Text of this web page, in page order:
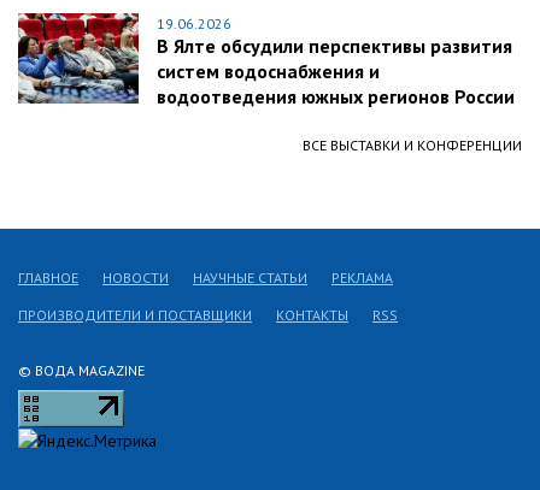
19.06.2026
В Ялте обсудили перспективы развития
систем водоснабжения и
водоотведения южных регионов России
ВСЕ ВЫСТАВКИ И КОНФЕРЕНЦИИ
© ВОДА MAGAZINE
ГЛАВНОЕ НОВОСТИ НАУЧНЫЕ СТАТЬИ РЕКЛАМА
ПРОИЗВОДИТЕЛИ И ПОСТАВЩИКИ КОНТАКТЫ RSS